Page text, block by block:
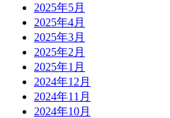
2025年5月
2025年4月
2025年3月
2025年2月
2025年1月
2024年12月
2024年11月
2024年10月